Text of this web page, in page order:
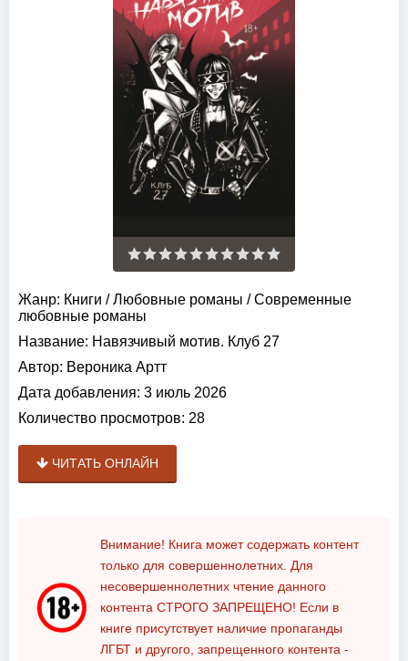
Жанр: Книги /Любовные романы /Современные
любовные романы
Название: Навязчивый мотив. Клуб 27
Автор: Вероника Артт
Дата добавления: 3 июль 2026
Количество просмотров: 28
ЧИТАТЬ ОНЛАЙН
Внимание! Книга может содержать контент
только для совершеннолетних. Для
несовершеннолетних чтение данного
контента СТРОГО ЗАПРЕЩЕНО! Если в
книге присутствует наличие пропаганды
ЛГБТ и другого, запрещенного контента -